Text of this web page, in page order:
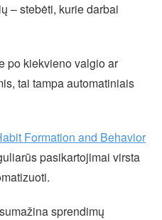
– stebėti, kurie darbai
po kiekvieno valgio ar
tai tampa automatiniais
Formation and Behavior
pasikartojimai virsta
sprendimų